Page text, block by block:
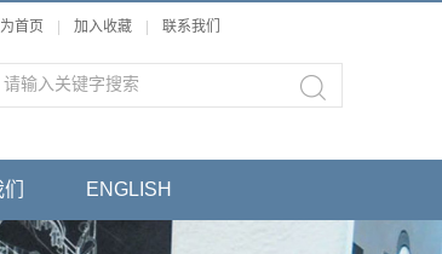
首页 加入收藏 联系我们
ENGLISH